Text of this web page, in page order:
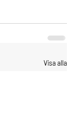
Visa alla